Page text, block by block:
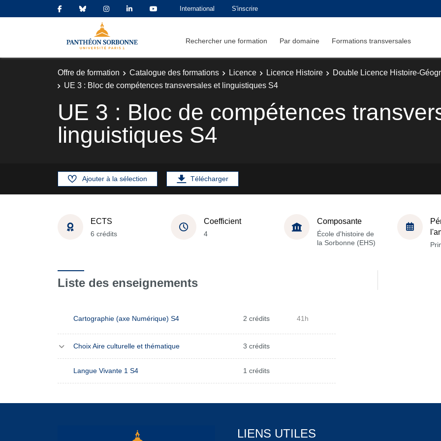
International S'inscrire
Rechercher une formation Par domaine Formations transversales
Offre de formation Catalogue des formations Licence Licence Histoire
Double Licence Histoire-
UE 3 : Bloc de compétences transversales et linguistiques S4
UE 3 : Bloc de compétences
linguistiques S4
Ajouter à la sélection Télécharger
ECTS
6 crédits
Coefficient
4
Composante
École d'histoire de
la Sorbonne (EHS)
Liste des enseignements
Cartographie (axe Numérique) S4 2 crédits 41h
Choix Aire culturelle et thématique 3 crédits
Langue Vivante 1 S4 1 crédits
LIENS UTILES